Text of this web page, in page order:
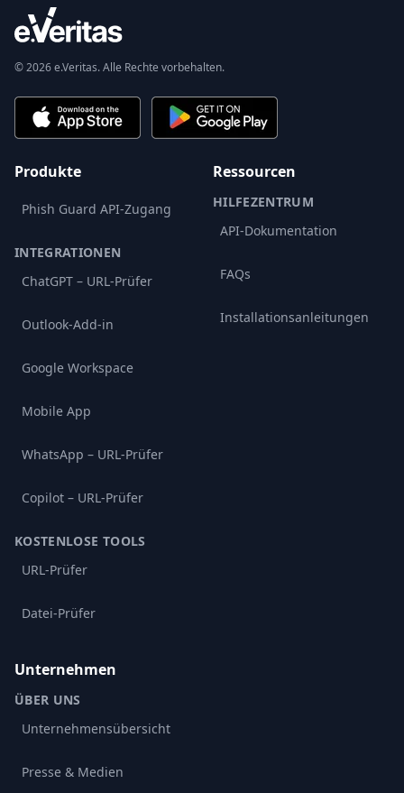
© 2026 e.Veritas. Alle Rechte vorbehalten.
Produkte
Phish Guard API-Zugang
INTEGRATIONEN
ChatGPT – URL-Prüfer
Outlook-Add-in
Google Workspace
Mobile App
WhatsApp – URL-Prüfer
Copilot – URL-Prüfer
KOSTENLOSE TOOLS
URL-Prüfer
Datei-Prüfer
Ressourcen
HILFEZENTRUM
API-Dokumentation
FAQs
Installationsanleitungen
Unternehmen
ÜBER UNS
Unternehmensübersicht
Presse & Medien